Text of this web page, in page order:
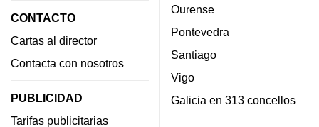
CONTACTO
Cartas al director
Contacta con nosotros
PUBLICIDAD
Tarifas publicitarias
Ourense
Pontevedra
Santiago
Vigo
Galicia en 313 concellos